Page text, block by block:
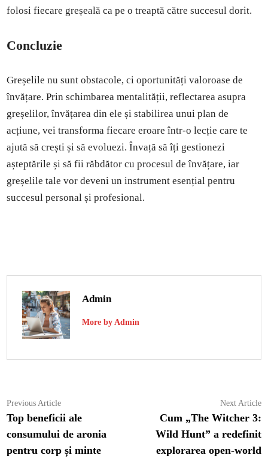
folosi fiecare greșeală ca pe o treaptă către succesul dorit.
Concluzie
Greșelile nu sunt obstacole, ci oportunități valoroase de
învățare. Prin schimbarea mentalității, reflectarea asupra
greșelilor, învățarea din ele și stabilirea unui plan de
acțiune, vei transforma fiecare eroare într-o lecție care te
ajută să crești și să evoluezi. Învață să îți gestionezi
așteptările și să fii răbdător cu procesul de învățare, iar
greșelile tale vor deveni un instrument esențial pentru
succesul personal și profesional.
Admin
More by Admin
Navigare
în
articole
Previous ArticlePrevious
article:
Top beneficii ale
consumului de aronia
pentru corp și minte
Next Article
Cum „The Witcher 3:
Wild Hunt” a redefinit
explorarea open-world